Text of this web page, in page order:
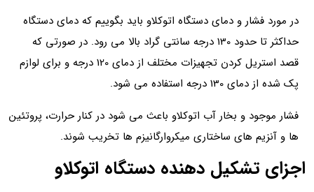
در مورد فشار و دمای دستگاه اتوکلاو باید بگوییم که دمای دستگاه
حداکثر تا حدود 130 درجه سانتی گراد بالا می رود. در صورتی که
قصد استریل کردن تجهیزات مختلف از دمای 120 درجه و برای لوازم
پک شده از دمای 130 درجه استفاده می شود.
فشار موجود و بخار آب اتوکلاو باعث می شود در کنار حرارت، پروتئین
ها و آنزیم های ساختاری میکروارگانیزم ها تخریب شوند.
اجزای تشکیل دهنده دستگاه اتوکلاو